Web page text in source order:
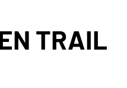
TRAIL